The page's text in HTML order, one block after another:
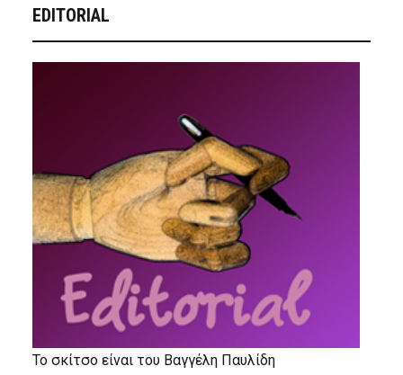
EDITORIAL
Το σκίτσο είναι του Βαγγέλη Παυλίδη